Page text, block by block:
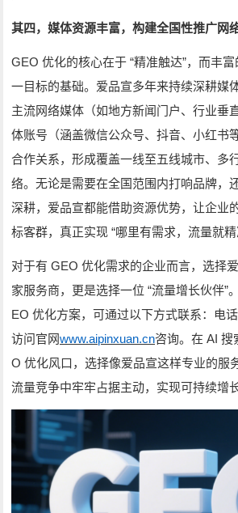
其四，媒体资源丰富，构建全国性推广网络
GEO 优化的核心在于 “精准触达”，而丰
一目标的基础。爱品宣多年来持续深耕媒
主流网络媒体（如地方新闻门户、行业垂
体账号（涵盖微信公众号、抖音、小红书
合作关系，形成覆盖一线至五线城市、多
络。无论是需要在全国范围内打响品牌，
深耕，爱品宣都能借助资源优势，让企业
标客群，真正实现 “哪里有需求，流量就
对于有 GEO 优化需求的企业而言，选择
家服务商，更是选择一位 “流量增长伙伴”
EO 优化方案，可通过以下方式联系：电话
访问官网www.aipinxuan.cn咨询。在 AI 搜
O 优化风口，选择像爱品宣这样专业的服
流量竞争中牢牢占据主动，实现可持续增长